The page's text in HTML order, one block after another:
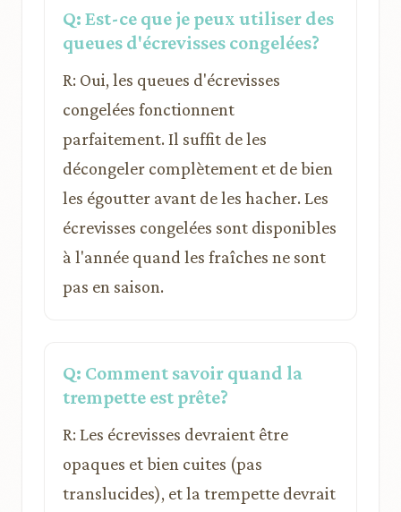
Q: Est-ce que je peux utiliser des
queues d'écrevisses congelées?
R: Oui, les queues d'écrevisses
congelées fonctionnent
parfaitement. Il suffit de les
décongeler complètement et de bien
les égoutter avant de les hacher. Les
écrevisses congelées sont disponibles
à l'année quand les fraîches ne sont
pas en saison.
Q: Comment savoir quand la
trempette est prête?
R: Les écrevisses devraient être
opaques et bien cuites (pas
translucides), et la trempette devrait